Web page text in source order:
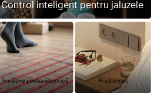
Control inteligent pentru jaluzele
Încălzire podea electrică Priză smart